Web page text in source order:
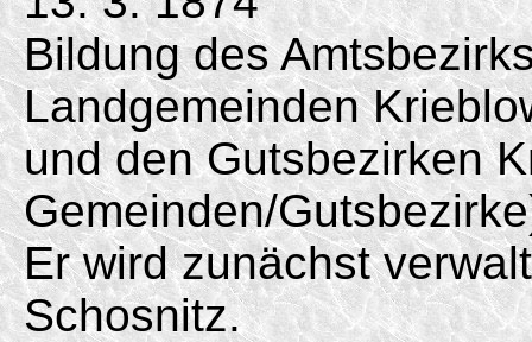
Bildung des
Landgemeinden
und den Gutsbezirken
Gemeinden/
Er wird zunächst
Schosnitz.